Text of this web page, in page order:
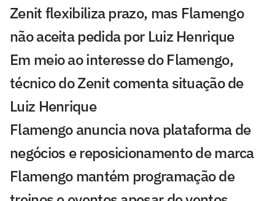
Zenit flexibiliza prazo, mas Flamengo
não aceita pedida por Luiz Henrique
Em meio ao interesse do Flamengo,
técnico do Zenit comenta situação de
Luiz Henrique
Flamengo anuncia nova plataforma de
negócios e reposicionamento de marca
Flamengo mantém programação de